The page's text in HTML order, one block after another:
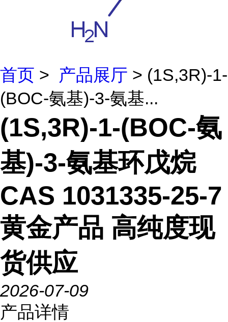
首页 > 产品展厅 > (1S,3R)-1-
(BOC-氨基)-3-氨基...
(1S,3R)-1-(BOC-氨
基)-3-氨基环戊烷
CAS 1031335-25-7
黄金产品 高纯度现
货供应
2026-07-09
产品详情